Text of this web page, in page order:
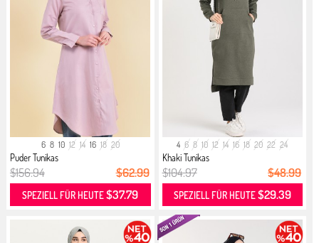
6 8 10 12 14 16 18 20
Puder Tunikas
$156.94 $62.99
SPEZIELL FÜR HEUTE$37.79
4 6 8 10 12 14 16 18 20 22 24
Khaki Tunikas
$104.97 $48.99
SPEZIELL FÜR HEUTE$29.39